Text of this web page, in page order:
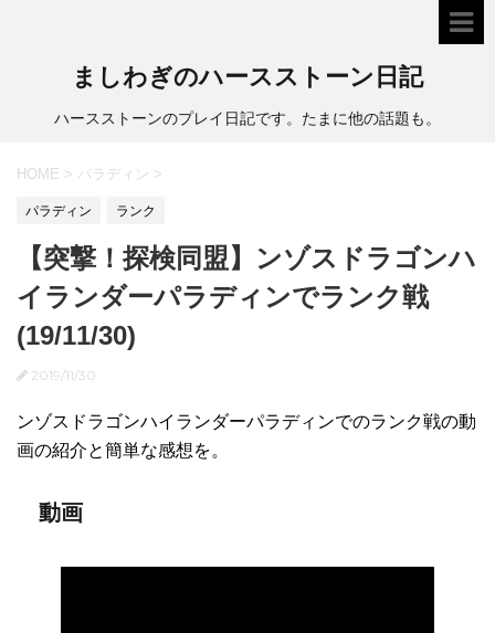
ましわぎのハースストーン日記
ハースストーンのプレイ日記です。たまに他の話題も。
HOME > パラディン >
パラディン ランク
【突撃！探検同盟】ンゾスドラゴンハ
イランダーパラディンでランク戦
(19/11/30)
2019/11/30
ンゾスドラゴンハイランダーパラディンでのランク戦の動
画の紹介と簡単な感想を。
動画